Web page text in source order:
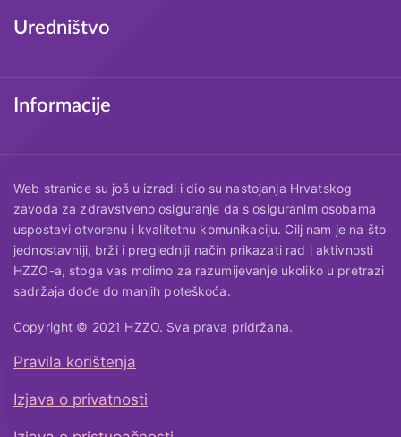
Uredništvo
Informacije
Web stranice su još u izradi i dio su nastojanja Hrvatskog
zavoda za zdravstveno osiguranje da s osiguranim osobama
uspostavi otvorenu i kvalitetnu komunikaciju. Cilj nam je na što
jednostavniji, brži i pregledniji način prikazati rad i aktivnosti
HZZO-a, stoga vas molimo za razumijevanje ukoliko u pretrazi
sadržaja dođe do manjih poteškoća.
Copyright © 2021 HZZO. Sva prava pridržana.
Pravila korištenja
Izjava o privatnosti